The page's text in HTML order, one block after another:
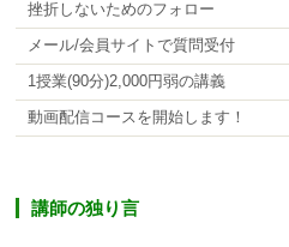
挫折しないためのフォロー
メール/会員サイトで質問受付
1授業(90分)2,000円弱の講義
動画配信コースを開始します！
講師の独り言